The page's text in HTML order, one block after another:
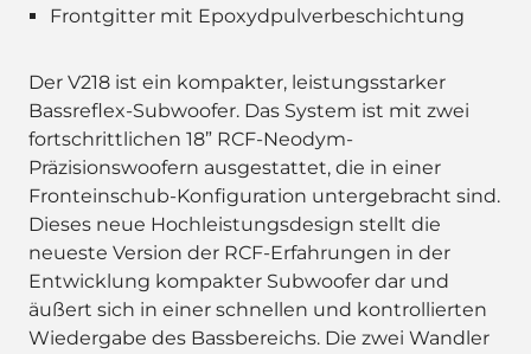
Frontgitter mit Epoxydpulverbeschichtung
Der V218 ist ein kompakter, leistungsstarker
Bassreflex-Subwoofer. Das System ist mit zwei
fortschrittlichen 18” RCF-Neodym-
Präzisionswoofern ausgestattet, die in einer
Fronteinschub-Konfiguration untergebracht sind.
Dieses neue Hochleistungsdesign stellt die
neueste Version der RCF-Erfahrungen in der
Entwicklung kompakter Subwoofer dar und
äußert sich in einer schnellen und kontrollierten
Wiedergabe des Bassbereichs. Die zwei Wandler